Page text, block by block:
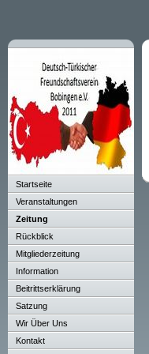
Startseite
Veranstaltungen
Zeitung
Rückblick
Mitgliederzeitung
Information
Beitrittserklärung
Satzung
Wir Über Uns
Kontakt